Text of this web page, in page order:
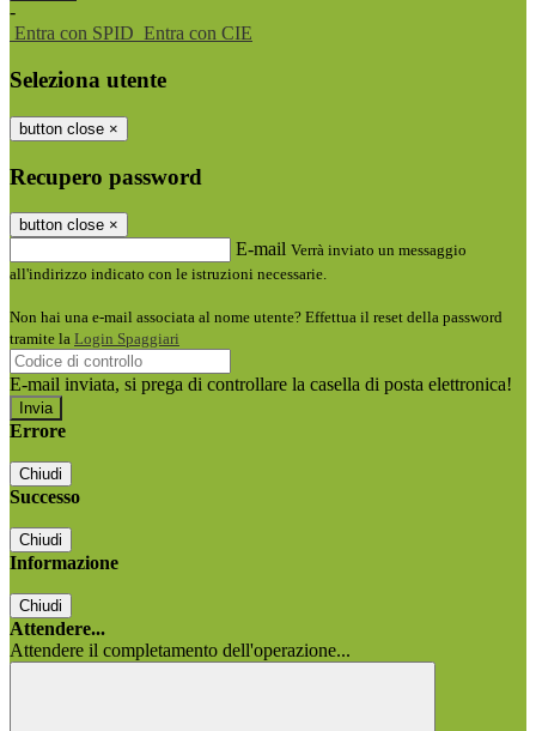
-
Entra con SPID Entra con CIE
Seleziona utente
button close ×
Recupero password
button close ×
E-mail Verrà inviato un messaggio
all'indirizzo indicato con le istruzioni necessarie.
Non hai una e-mail associata al nome utente? Effettua il reset della password
tramite la Login Spaggiari
E-mail inviata, si prega di controllare la casella di posta elettronica!
Errore
Chiudi
Successo
Chiudi
Informazione
Chiudi
Attendere...
Attendere il completamento dell'operazione...